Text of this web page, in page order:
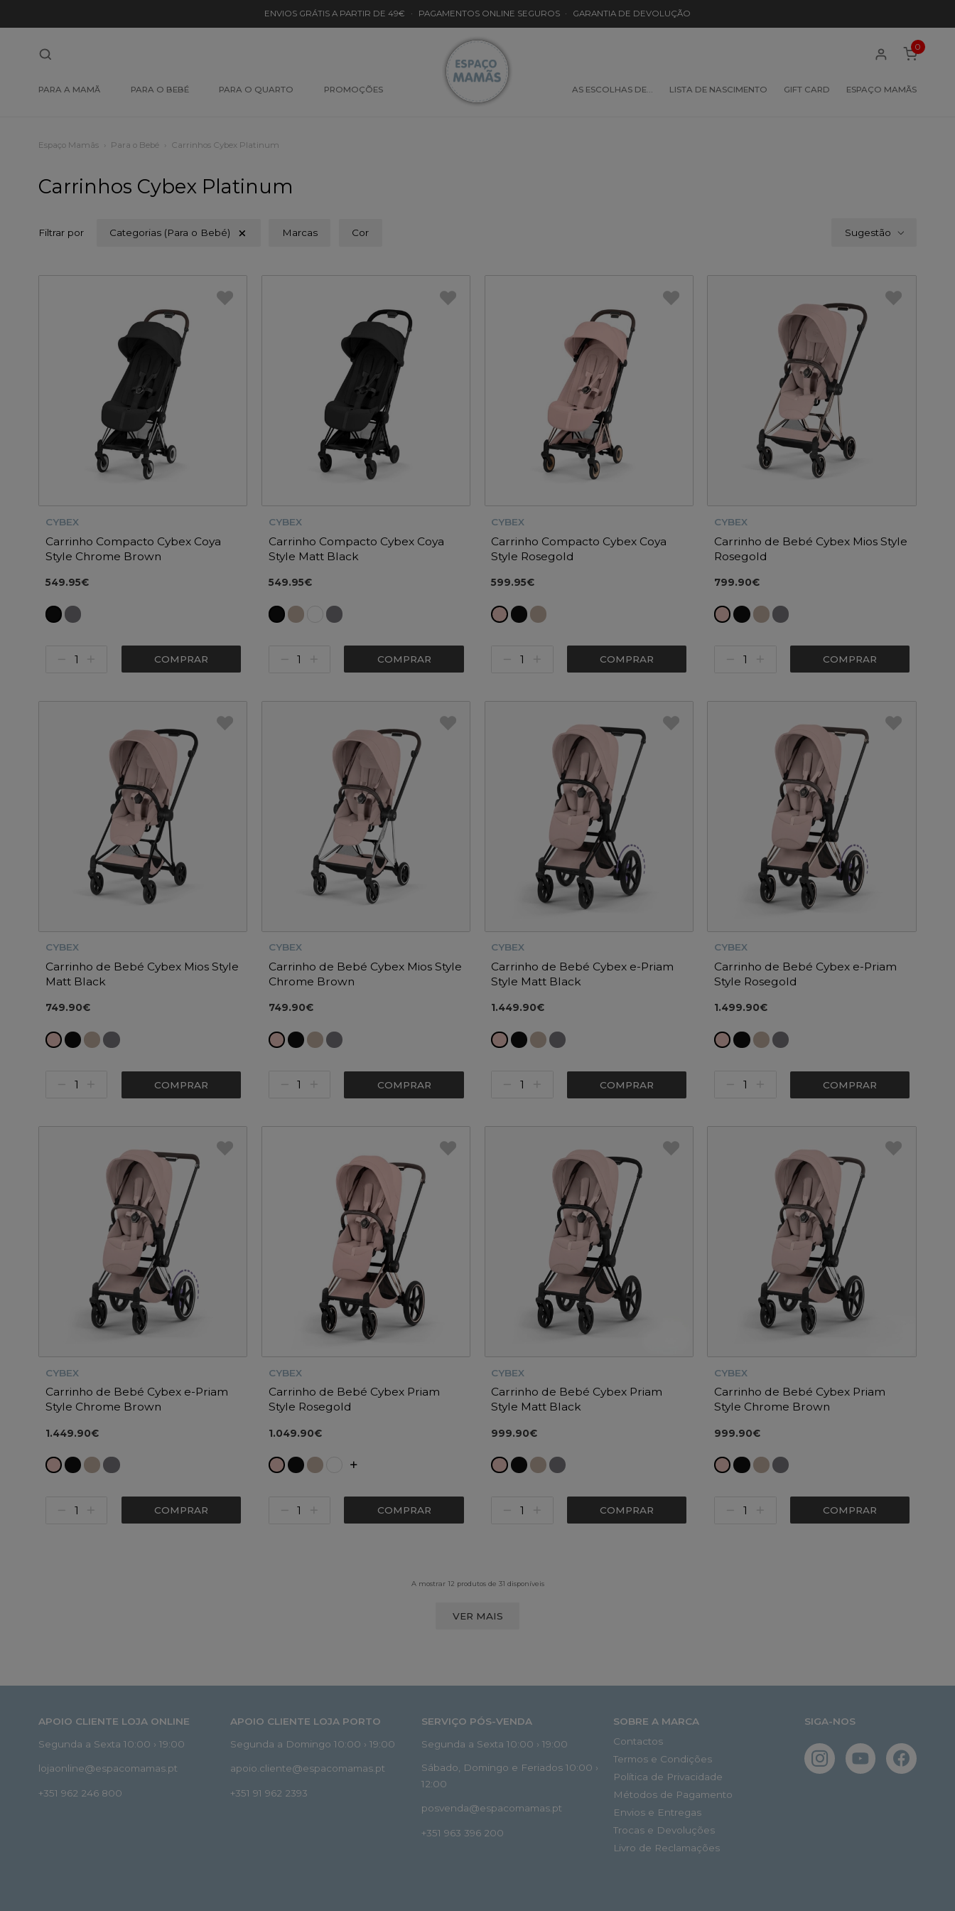
ENVIOS GRÁTIS A PARTIR DE 49€ · PAGAMENTOS ONLINE SEGUROS · GARANTIA DE DEVOLUÇÃO
PARA A MAMÃ PARA O BEBÉ PARA O QUARTO PROMOÇÕES AS ESCOLHAS DE… LISTA DE NASCIMENTO GIFT CARD ESPAÇO MAMÃS
0
Espaço Mamãs Para o Bebé Carrinhos Cybex Platinum
Carrinhos Cybex Platinum
Filtrar por Categorias (Para o Bebé) Marcas Cor Sugestão
CYBEX
Carrinho Compacto Cybex Coya
Style Chrome Brown
549.95€
COMPRAR
CYBEX
Carrinho Compacto Cybex Coya
Style Matt Black
549.95€
COMPRAR
CYBEX
Carrinho Compacto Cybex Coya
Style Rosegold
599.95€
COMPRAR
CYBEX
Carrinho de Bebé Cybex Mios Style
Rosegold
799.90€
COMPRAR
CYBEX
Carrinho de Bebé Cybex Mios Style
Matt Black
749.90€
COMPRAR
CYBEX
Carrinho de Bebé Cybex Mios Style
Chrome Brown
749.90€
COMPRAR
CYBEX
Carrinho de Bebé Cybex e-Priam
Style Matt Black
1.449.90€
COMPRAR
CYBEX
Carrinho de Bebé Cybex e-Priam
Style Rosegold
1.499.90€
COMPRAR
CYBEX
Carrinho de Bebé Cybex e-Priam
Style Chrome Brown
1.449.90€
COMPRAR
CYBEX
Carrinho de Bebé Cybex Priam
Style Rosegold
1.049.90€
COMPRAR
CYBEX
Carrinho de Bebé Cybex Priam
Style Matt Black
999.90€
COMPRAR
CYBEX
Carrinho de Bebé Cybex Priam
Style Chrome Brown
999.90€
COMPRAR
A mostrar 12 produtos de 31 disponíveis
VER MAIS
APOIO CLIENTE LOJA ONLINE
Segunda a Sexta 10:00 › 19:00
lojaonline@espacomamas.pt
+351 962 246 800
APOIO CLIENTE LOJA PORTO
Segunda a Domingo 10:00 › 19:00
apoio.cliente@espacomamas.pt
+351 91 962 2393
SERVIÇO PÓS-VENDA
Segunda a Sexta 10:00 › 19:00
Sábado, Domingo e Feriados 10:00 ›
12:00
posvenda@espacomamas.pt
+351 963 396 200
SOBRE A MARCA
Contactos
Termos e Condições
Política de Privacidade
Métodos de Pagamento
Envios e Entregas
Trocas e Devoluções
Livro de Reclamações
SIGA-NOS